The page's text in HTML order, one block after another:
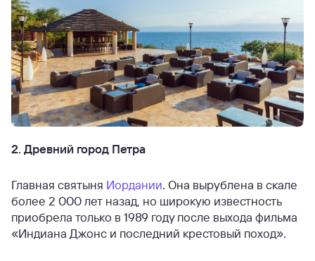
2. Древний город Петра
Главная святыня Иордании. Она вырублена в скале
более 2 000 лет назад, но широкую известность
приобрела только в 1989 году после выхода фильма
«Индиана Джонс и последний крестовый поход».